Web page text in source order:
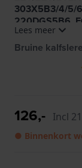
303X5B3/4/5/
220DGS5B6,
240GRS5B6,
303NS5B6,
Lees meer
Bruine
126,- Incl
● Binnenkort